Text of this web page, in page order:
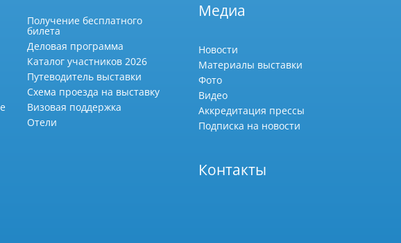
Получение бесплатного
билета
Деловая программа
Каталог участников 2026
Путеводитель выставки
Схема проезда на выставку
Визовая поддержка
Отели
Медиа
Новости
Материалы выставки
Фото
Видео
Аккредитация прессы
Подписка на новости
Контакты